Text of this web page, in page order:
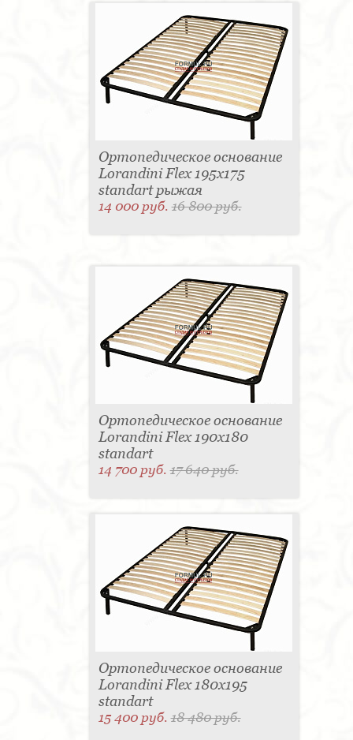
Ортопедическое основание
Lorandini Flex 195x175
standart рыжая
14 000 руб.16 800 руб.
Ортопедическое основание
Lorandini Flex 190x180
standart
14 700 руб.17 640 руб.
Ортопедическое основание
Lorandini Flex 180x195
standart
15 400 руб.18 480 руб.